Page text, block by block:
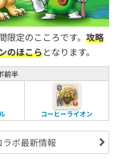
限定のこころです。 攻略
のほこらとなります。
前半
コーヒーライオン
ボ最新情報